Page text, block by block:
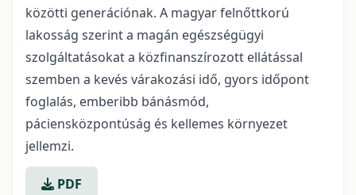
közötti generációnak. A magyar felnőttkorú
lakosság szerint a magán egészségügyi
szolgáltatásokat a közfinanszírozott ellátással
szemben a kevés várakozási idő, gyors időpont
foglalás, emberibb bánásmód,
páciensközpontúság és kellemes környezet
jellemzi.
PDF